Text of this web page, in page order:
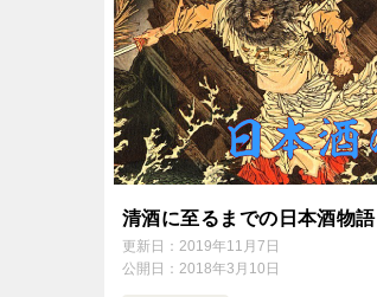
清酒に至るまでの日本酒物語
更新日： 2019年11月7日
公開日： 2018年3月10日